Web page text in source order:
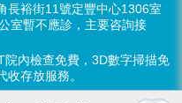
長裕街11號定豐中心1306室
室暫不應診，主要咨詢接
內檢查免費，3D數字掃描免
存放服務。